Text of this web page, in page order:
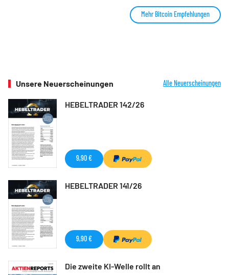
Mehr Bitcoin Empfehlungen
Unsere Neuerscheinungen Alle Neuerscheinungen
HEBELTRADER 142/26
9,90 €
HEBELTRADER 141/26
9,90 €
Die zweite KI-Welle rollt an